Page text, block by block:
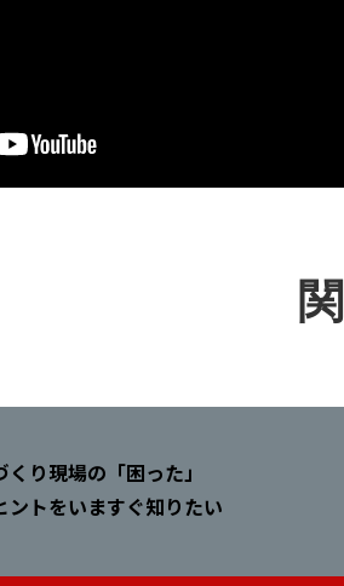
くり現場の「困った」
ントをいますぐ知りたい